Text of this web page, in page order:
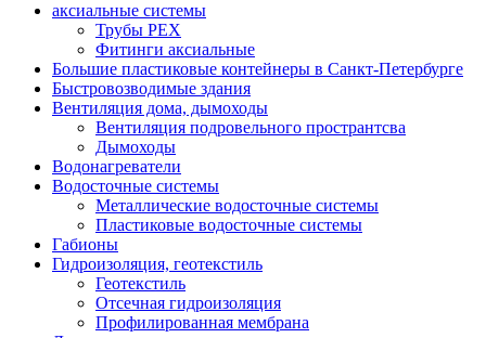
аксиальные системы
Трубы PEX
Фитинги аксиальные
Большие пластиковые контейнеры в Санкт-Петербурге
Быстровозводимые здания
Вентиляция дома, дымоходы
Вентиляция подровельного пространтсва
Дымоходы
Водонагреватели
Водосточные системы
Металлические водосточные системы
Пластиковые водосточные системы
Габионы
Гидроизоляция, геотекстиль
Геотекстиль
Отсечная гидроизоляция
Профилированная мембрана